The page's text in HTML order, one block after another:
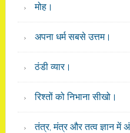
मोह।
अपना धर्म सबसे उत्तम।
ठंडी व्यार।
रिश्तों को निभाना सीखो।
तंत्र, मंत्र और तत्व ज्ञान में